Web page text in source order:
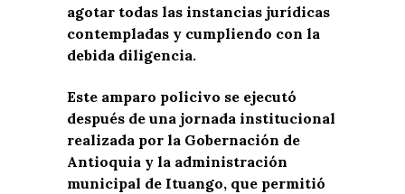
agotar todas las instancias jurídicas
contempladas y cumpliendo con la
debida diligencia.
Este amparo policivo se ejecutó
después de una jornada institucional
realizada por la Gobernación de
Antioquia y la administración
municipal de Ituango, que permitió